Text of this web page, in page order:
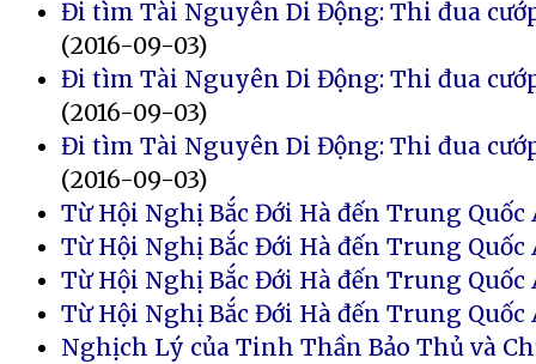
Đi tìm Tài Nguyên Di Động: Thi đua
(2016-09-03)
Đi tìm Tài Nguyên Di Động: Thi đua
(2016-09-03)
Đi tìm Tài Nguyên Di Động: Thi đua
(2016-09-03)
Từ Hội Nghị Bắc Đới Hà đến Trung Quốc
Từ Hội Nghị Bắc Đới Hà đến Trung Quốc
Từ Hội Nghị Bắc Đới Hà đến Trung Quốc
Từ Hội Nghị Bắc Đới Hà đến Trung Quốc
Nghịch Lý của Tinh Thần Bảo Thủ và